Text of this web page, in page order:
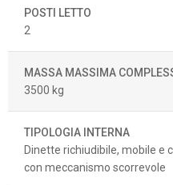
POSTI LETTO
2
MASSA MASSIMA
3500 kg
TIPOLOGIA INTERNA
Dinette richiudibile, mobile e
con meccanismo scorrevole